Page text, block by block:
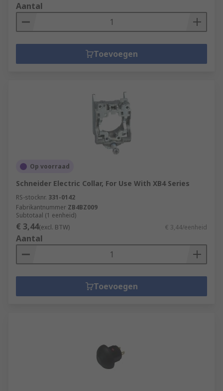
Aantal
Toevoegen
Op voorraad
Schneider Electric Collar, For Use With XB4 Series
RS-stocknr. 331-0142
Fabrikantnummer ZB4BZ009
Subtotaal (1 eenheid)
€ 3,44(excl. BTW) € 3,44/eenheid
Aantal
Toevoegen